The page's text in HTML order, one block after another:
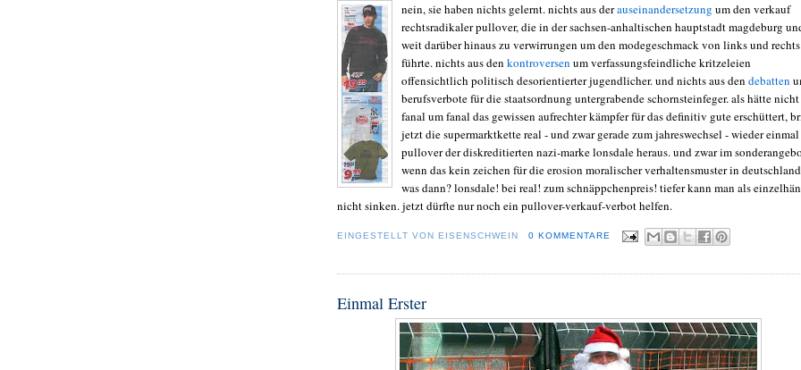
nein, sie haben nichts gelernt. nichts aus derauseinandersetzung um den verkauf
rechtsradikaler pullover, die in der sachsen-anhaltischen hauptstadt magdeburg
weit darüber hinaus zu verwirrungen um den modegeschmack von links und rechts
führte. nichts aus den kontroversen um verfassungsfeindliche kritzeleien
offensichtlich politisch desorientierter jugendlicher. und nichts aus den debatten
berufsverbote für die staatsordnung untergrabende schornsteinfeger. als hätte nicht
fanal um fanal das gewissen aufrechter kämpfer für das definitiv gute erschüttert,
jetzt die supermarktkette real - und zwar gerade zum jahreswechsel - wieder einmal
pullover der diskreditierten nazi-marke lonsdale heraus. und zwar im
wenn das kein zeichen für die erosion moralischer verhaltensmuster in
was dann? lonsdale! bei real! zum schnäppchenpreis! tiefer kann man als
nicht sinken. jetzt dürfte nur noch ein pullover-verkauf-verbot helfen.
EINGESTELLT VON EISENSCHWEIN 0 KOMMENTARE
Einmal Erster